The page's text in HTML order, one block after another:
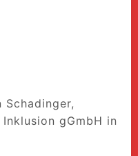
gGmbH in